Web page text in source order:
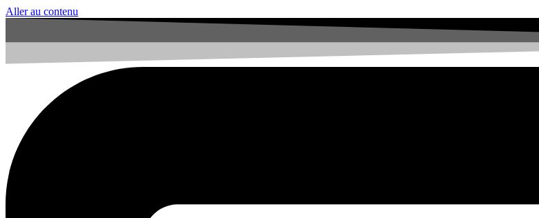
Aller au contenu